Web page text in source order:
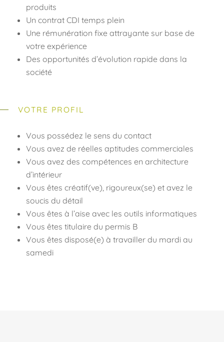
produits
Un contrat CDI temps plein
Une rémunération fixe attrayante sur base de
votre expérience
Des opportunités d’évolution rapide dans la
société
VOTRE PROFIL
Vous possédez le sens du contact
Vous avez de réelles aptitudes commerciales
Vous avez des compétences en architecture
d’intérieur
Vous êtes créatif(ve), rigoureux(se) et avez le
soucis du détail
Vous êtes à l’aise avec les outils informatiques
Vous êtes titulaire du permis B
Vous êtes disposé(e) à travailler du mardi au
samedi